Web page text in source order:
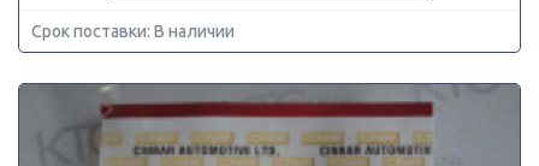
Срок поставки: В наличии